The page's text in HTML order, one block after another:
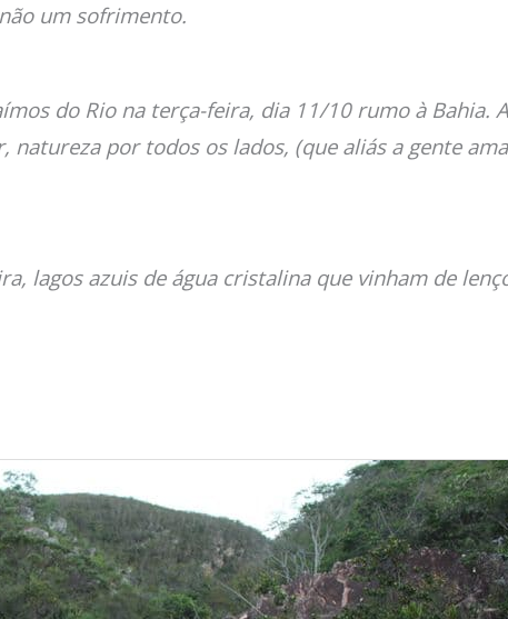
um sofrimento.
do Rio na terça-feira, dia 11/10 rumo à
natureza por todos os lados, (que aliás a gente
lagos azuis de água cristalina que vinham de